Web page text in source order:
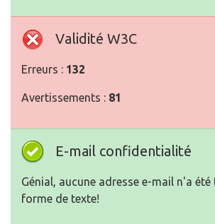
Validité W3C
Erreurs : 132
Avertissements : 81
E-mail confidentialité
Génial, aucune adresse e-mail n'a
forme de texte!